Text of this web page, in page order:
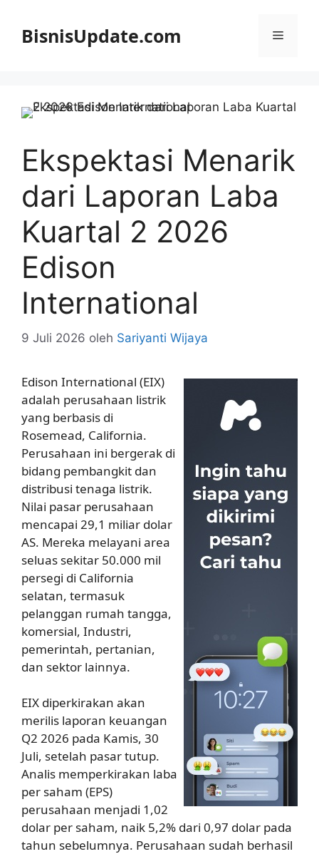
BisnisUpdate.com Menu
Ekspektasi Menarik
dari Laporan Laba
Kuartal 2 2026
Edison
International
9 Juli 2026 oleh Sariyanti Wijaya
Edison International (EIX)
adalah perusahaan listrik
yang berbasis di
Rosemead, California.
Perusahaan ini bergerak di
bidang pembangkit dan
distribusi tenaga listrik.
Nilai pasar perusahaan
mencapai 29,1 miliar dolar
AS. Mereka melayani area
seluas sekitar 50.000 mil
persegi di California
selatan, termasuk
pelanggan rumah tangga,
komersial, Industri,
pemerintah, pertanian,
dan sektor lainnya.
EIX diperkirakan akan
merilis laporan keuangan
Q2 2026 pada Kamis, 30
Juli, setelah pasar tutup.
Analis memperkirakan laba
per saham (EPS)
perusahaan menjadi 1,02
dolar per saham, naik 5,2% dari 0,97 dolar pada
tahun sebelumnya. Perusahaan sudah berhasil